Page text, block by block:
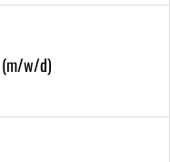
(m/w/d)